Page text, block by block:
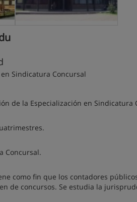
Sindicatura Concursal
de la Especialización en Sindicatura
Concursal.
como fin que los contadores
de concursos. Se estudia la